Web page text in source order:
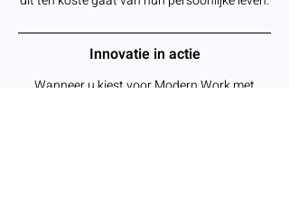
Innovatie in actie
Wanneer u kiest voor Modern Work met